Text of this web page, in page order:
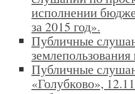
исполнении
за 2015 год».
Публичные
землепользования
Публичные
«Голубково»,